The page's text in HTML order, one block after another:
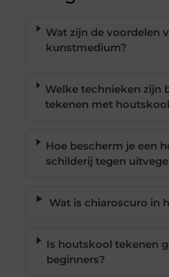
Wat zijn de voordelen
kunstmedium?
Welke technieken zijn
tekenen met
Hoe bescherm je een
schilderij tegen
Wat is chiaroscuro in
Is houtskool tekenen
beginners?